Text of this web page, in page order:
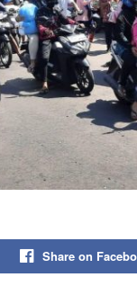
Share on